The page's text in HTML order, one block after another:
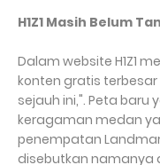
H1Z1 Masih Belum
Dalam website H1Z1
konten gratis
sejauh ini,". Peta
keragaman medan
penempatan
disebutkan